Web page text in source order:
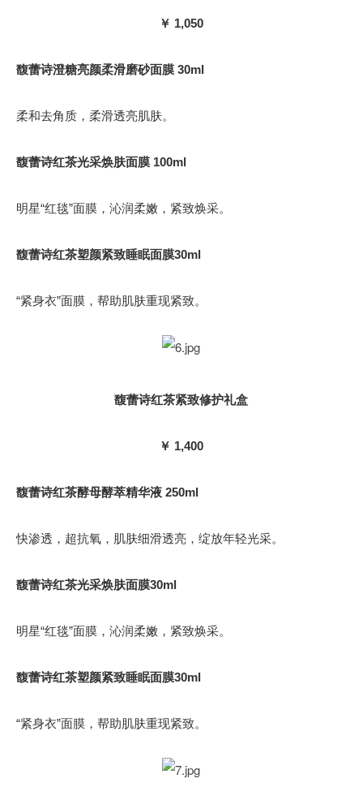
￥ 1,050
馥蕾诗澄糖亮颜柔滑磨砂面膜 30ml
柔和去角质，柔滑透亮肌肤。
馥蕾诗红茶光采焕肤面膜 100ml
明星“红毯”面膜，沁润柔嫩，紧致焕采。
馥蕾诗红茶塑颜紧致睡眠面膜30ml
“紧身衣”面膜，帮助肌肤重现紧致。
馥蕾诗红茶紧致修护礼盒
￥ 1,400
馥蕾诗红茶酵母酵萃精华液 250ml
快渗透，超抗氧，肌肤细滑透亮，绽放年轻光采。
馥蕾诗红茶光采焕肤面膜30ml
明星“红毯”面膜，沁润柔嫩，紧致焕采。
馥蕾诗红茶塑颜紧致睡眠面膜30ml
“紧身衣”面膜，帮助肌肤重现紧致。